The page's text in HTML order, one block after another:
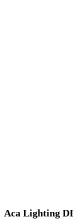
Aca Lighting